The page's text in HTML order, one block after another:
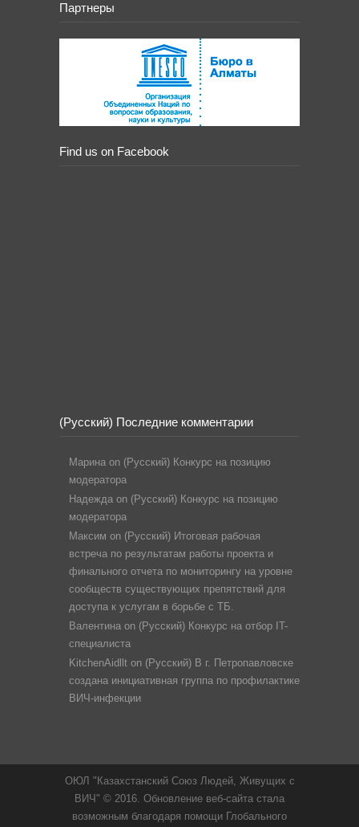
Партнеры
Find us on Facebook
(Русский) Последние комментарии
Марина on (Русский) Конкурс на позицию
модератора
Надежда on (Русский) Конкурс на позицию
модератора
Максим on (Русский) Итоговая рабочая
встреча по результатам работы проекта и
финального отчета по мониторингу на уровне
сообществ существующих препятствий для
доступа к услугам в борьбе с ТБ.
Валентина on (Русский) Конкурс на отбор IT-
специалиста
KitchenAidllt on (Русский) В г. Петропавловске
создана инициативная группа по профилактике
ВИЧ-инфекции
ОЮЛ "Казахстанский Союз Людей, Живущих с
ВИЧ" © 2016. Обновление веб-сайта стала
возможным благодаря помощи Глобального